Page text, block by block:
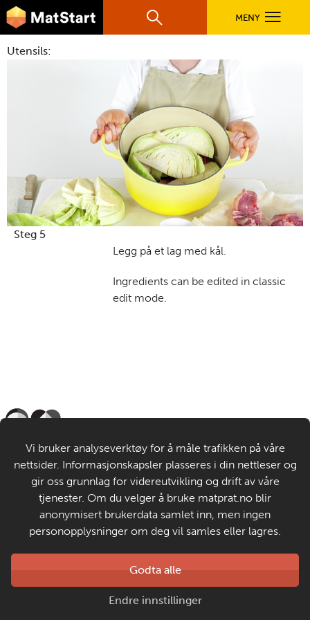
Hopp til hovedinnhold
hovednavigasjonsmobilversjon
MatStart
Søk MENY
FØR DU STARTER
LÆR MER
TIL DE VOKSNE
Utensils:
Steg 5
Legg på et lag med kål.
Ingredients can be edited in classic
edit mode.
Om MatStart
Kontakt oss
Personvern og informasjonskapsler
Laget av
Matprat
Vi bruker analyseverktøy for å måle trafikken på våre
nettsider. Informasjonskapsler plasseres i din nettleser og
gir oss grunnlag for videreutvikling og drift av våre
tjenester. Om du velger å bruke matprat.no blir
anonymisert brukerdata samlet inn, men ingen
personopplysninger om deg vil samles eller lagres.
Godta alle
Endre innstillinger